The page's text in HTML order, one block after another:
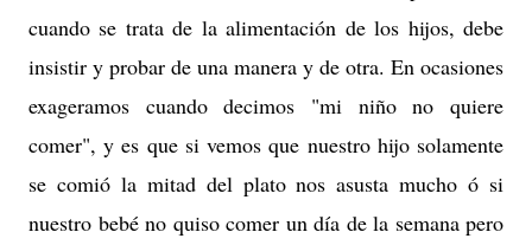
cuando se trata de la alimentación de los hijos, debe
insistir y probar de una manera y de otra. En ocasiones
exageramos cuando decimos "mi niño no quiere
comer", y es que si vemos que nuestro hijo solamente
se comió la mitad del plato nos asusta mucho ó si
nuestro bebé no quiso comer un día de la semana pero